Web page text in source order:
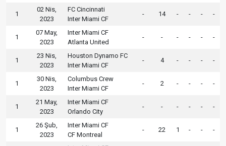
1
02 Nis,
2023
FC Cincinnati
Inter Miami CF
- 14 - - - -
1
07 May,
2023
Inter Miami CF
Atlanta United
- - - - - -
1
23 Nis,
2023
Houston Dynamo FC
Inter Miami CF
- 4 - - - -
1
30 Nis,
2023
Columbus Crew
Inter Miami CF
- 2 - - - -
1
21 May,
2023
Inter Miami CF
Orlando City
- - - - - -
1
26 Şub,
2023
Inter Miami CF
CF Montreal
- 22 1 - - -